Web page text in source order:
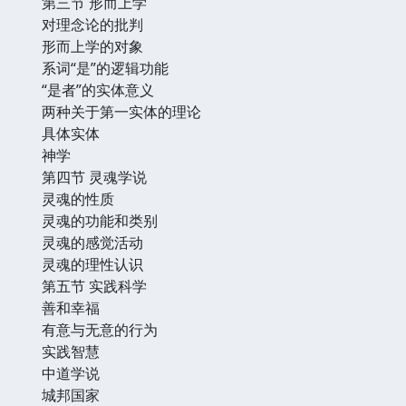
对理念论的批判
形而上学的对象
系词“是”的逻辑功能
“是者”的实体意义
两种关于第一实体的理论
具体实体
神学
第四节 灵魂学说
灵魂的性质
灵魂的功能和类别
灵魂的感觉活动
灵魂的理性认识
第五节 实践科学
善和幸福
有意与无意的行为
实践智慧
中道学说
城邦国家